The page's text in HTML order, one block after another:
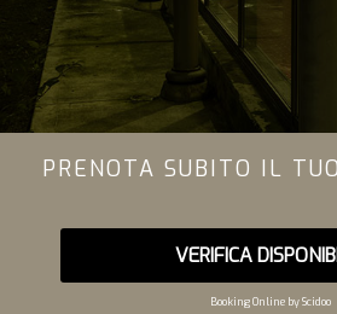
PRENOTA SUBITO IL
VERIFICA
Booking Online by Scidoo